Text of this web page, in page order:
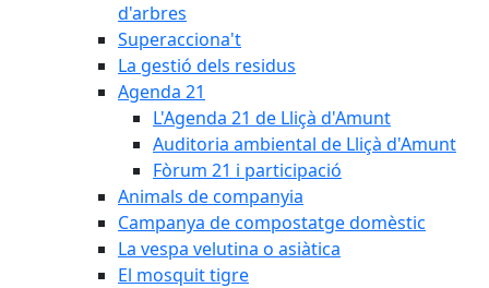
d'arbres
Superacciona't
La gestió dels residus
Agenda 21
L'Agenda 21 de Lliçà d'Amunt
Auditoria ambiental de Lliçà d'Amunt
Fòrum 21 i participació
Animals de companyia
Campanya de compostatge domèstic
La vespa velutina o asiàtica
El mosquit tigre